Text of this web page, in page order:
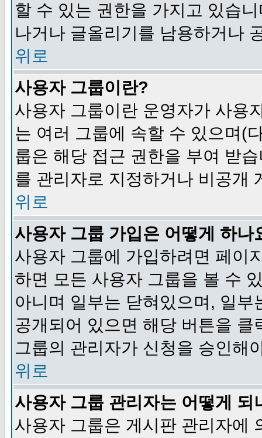
할 수 있는 권한을 가지고 있습
나거나 글올리기를 남용하거나
위로
사용자 그룹이란?
사용자 그룹이란 운영자가 사용
는 여러 그룹에 속할 수 있으며(
룹은 해당 접근 권한을 부여 받
를 관리자로 지정하거나 비공개
위로
사용자 그룹 가입은 어떻게 하나
사용자 그룹에 가입하려면 페이
하면 모든 사용자 그룹을 볼 수
아니며 일부는 닫혀있으며, 일
공개되어 있으면 해당 버튼을
그룹의 관리자가 신청을 승인해
위로
사용자 그룹 관리자는 어떻게 되
사용자 그룹은 게시판 관리자에